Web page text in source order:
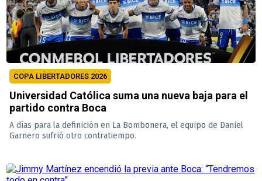
COPA LIBERTADORES 2026
Universidad Católica suma una nueva baja para el
partido contra Boca
A días para la definición en La Bombonera, el equipo de Daniel
Garnero sufrió otro contratiempo.